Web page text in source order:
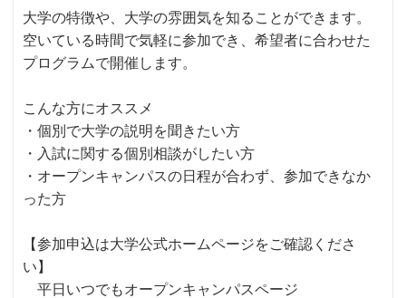
大学の特徴や、大学の雰囲気を知ることができます。
空いている時間で気軽に参加でき、希望者に合わせた
プログラムで開催します。
こんな方にオススメ
・個別で大学の説明を聞きたい方
・入試に関する個別相談がしたい方
・オープンキャンパスの日程が合わず、参加できなか
った方
【参加申込は大学公式ホームページをご確認くださ
い】
平日いつでもオープンキャンパスページ